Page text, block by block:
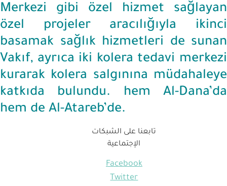
Merkezi gibi özel hizmet sağlayan
özel projeler aracılığıyla ikinci
basamak sağlık hizmetleri de sunan
Vakıf, ayrıca iki kolera tedavi merkezi
kurarak kolera salgınına müdahaleye
katkıda bulundu. hem Al-Dana’da
hem de Al-Atareb’de.
تابعنا على الشبكات
الإجتماعية
Facebook
Twitter